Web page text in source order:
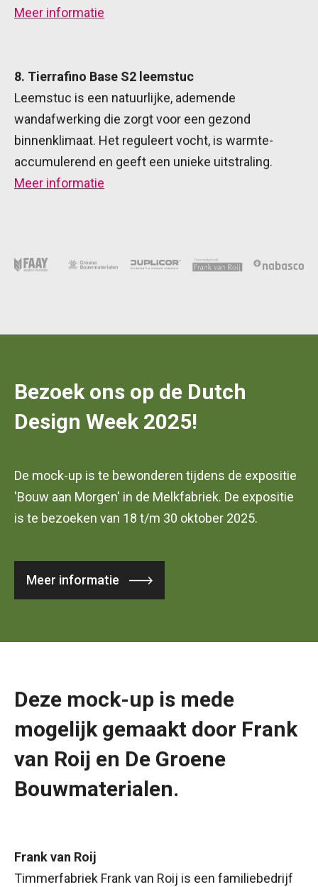
Meer informatie
8. Tierrafino Base S2 leemstuc
Leemstuc is een natuurlijke, ademende
wandafwerking die zorgt voor een gezond
binnenklimaat. Het reguleert vocht, is warmte-
accumulerend en geeft een unieke uitstraling.
Meer informatie
Bezoek ons op de Dutch
Design Week 2025!
De mock-up is te bewonderen tijdens de expositie
'Bouw aan Morgen' in de Melkfabriek. De expositie
is te bezoeken van 18 t/m 30 oktober 2025.
Meer informatie
Deze mock-up is mede
mogelijk gemaakt door Frank
van Roij en De Groene
Bouwmaterialen.
Frank van Roij
Timmerfabriek Frank van Roij is een familiebedrijf